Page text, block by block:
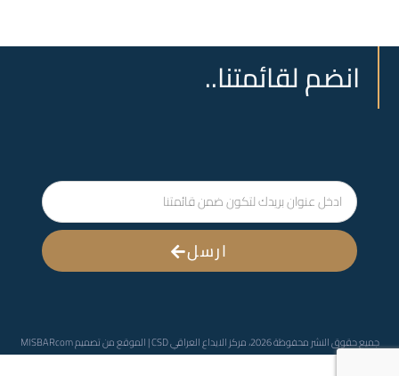
انضم لقائمتنا..
ارسل
جميع حقوق النشر محفوظة 2026، مركز الايداع العراقي CSD | الموقع من تصميم MISBARcom